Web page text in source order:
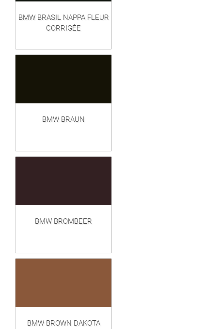
BMW BRASIL NAPPA FLEUR
CORRIGÉE
BMW BRAUN
BMW BROMBEER
BMW BROWN DAKOTA